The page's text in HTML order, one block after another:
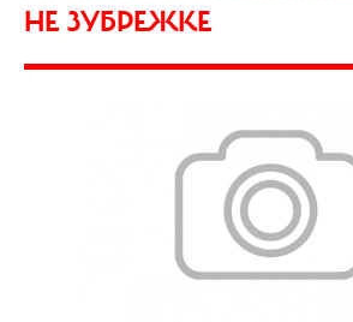
НЕ ЗУБРЕЖКЕ